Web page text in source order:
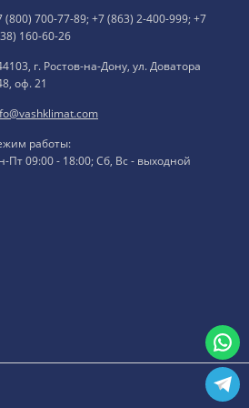
(800) 700-77-89; +7 (863) 2-400-999; +7
160-60-26
г. Ростов-на-Дону, ул. Доватора
оф. 21
работы:
Пт 09:00 - 18:00; Сб, Вс - выходной